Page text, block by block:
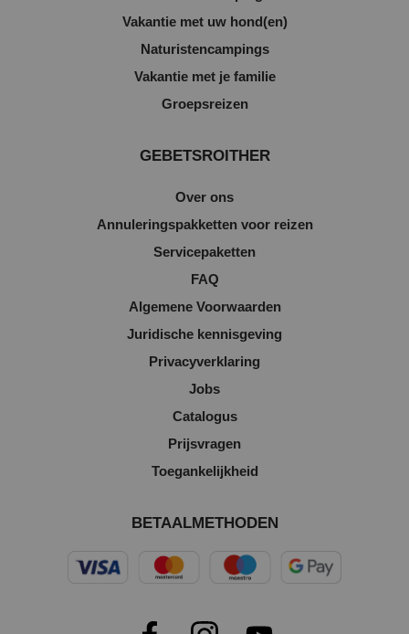
Vakantie met uw hond(en)
Naturistencampings
Vakantie met je familie
Groepsreizen
GEBETSROITHER
Over ons
Annuleringspakketten voor reizen
Servicepaketten
FAQ
Algemene Voorwaarden
Juridische kennisgeving
Privacyverklaring
Jobs
Catalogus
Prijsvragen
Toegankelijkheid
BETAALMETHODEN